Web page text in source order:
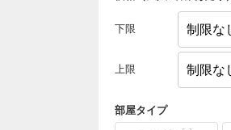
下限
上限
部屋タイプ